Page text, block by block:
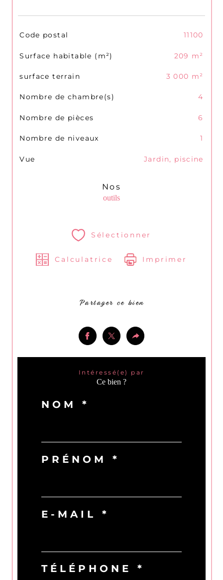
TRAD_SIROCCO_Caracteristique
Code postal 11100
Surface habitable (m²) 209 m²
surface terrain 3 000 m²
Nombre de chambre(s) 4
Nombre de pièces 6
Nombre de niveaux 1
Vue Jardin, piscine
Nos
outils
Sélectionner
Calculatrice Imprimer
Partager ce bien
Intéressé(e) par
Ce bien ?
NOM *
PRÉNOM *
E-MAIL *
TÉLÉPHONE *